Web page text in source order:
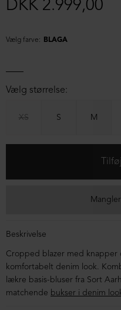
DKK 2.999,00
Vælg farve: BLAGA
Vælg størrelse:
XS S M
Beskrivelse
Cropped blazer med
komfortabelt denim look.
lækre basis-bluser fra Sort
matchende bukser i denim